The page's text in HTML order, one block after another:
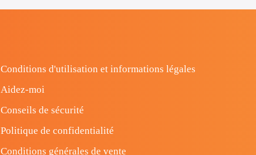
Conditions d'utilisation et informations légales
Aidez-moi
Conseils de sécurité
Politique de confidentialité
Conditions générales de vente